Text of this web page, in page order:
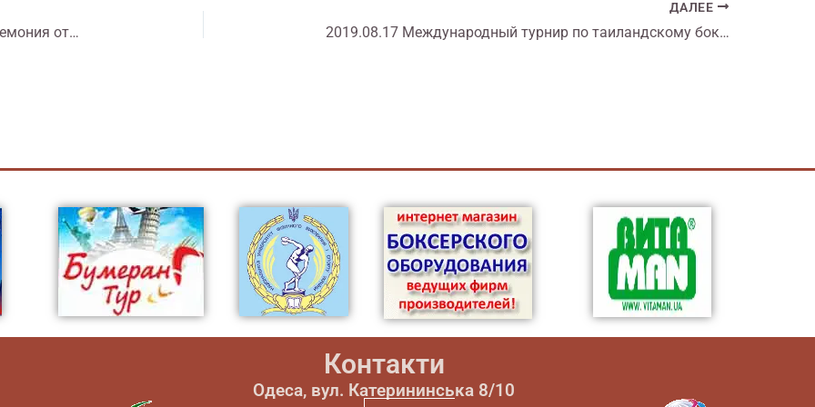
2019.09.30 outh World Championships 2019. Церемония открытия. Турция
ДАЛЕЕ
2019.08.17 Международный турнир по таиландскому боксу «Кубок Черного моря» 2019. Скадовск.
Контакти
Одеса, вул. Катерининська 8/10